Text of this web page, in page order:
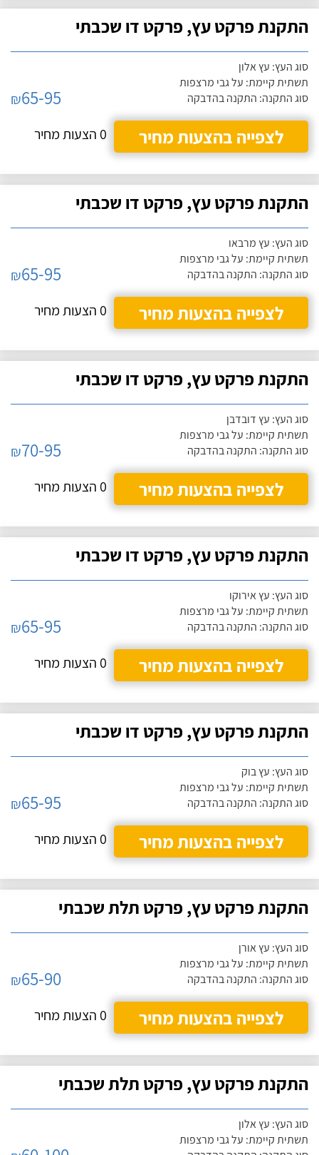
התקנת פרקט עץ, פרקט דו שכבתי
סוג העץ: עץ אלון
תשתית קיימת: על גבי מרצפות
סוג התקנה: התקנה בהדבקה
₪65-95
לצפייה בהצעות מחיר
0 הצעות מחיר
התקנת פרקט עץ, פרקט דו שכבתי
סוג העץ: עץ מרבאו
תשתית קיימת: על גבי מרצפות
סוג התקנה: התקנה בהדבקה
₪65-95
לצפייה בהצעות מחיר
0 הצעות מחיר
התקנת פרקט עץ, פרקט דו שכבתי
סוג העץ: עץ דובדבן
תשתית קיימת: על גבי מרצפות
סוג התקנה: התקנה בהדבקה
₪70-95
לצפייה בהצעות מחיר
0 הצעות מחיר
התקנת פרקט עץ, פרקט דו שכבתי
סוג העץ: עץ אירוקו
תשתית קיימת: על גבי מרצפות
סוג התקנה: התקנה בהדבקה
₪65-95
לצפייה בהצעות מחיר
0 הצעות מחיר
התקנת פרקט עץ, פרקט דו שכבתי
סוג העץ: עץ בוק
תשתית קיימת: על גבי מרצפות
סוג התקנה: התקנה בהדבקה
₪65-95
לצפייה בהצעות מחיר
0 הצעות מחיר
התקנת פרקט עץ, פרקט תלת שכבתי
סוג העץ: עץ אורן
תשתית קיימת: על גבי מרצפות
סוג התקנה: התקנה בהדבקה
₪65-90
לצפייה בהצעות מחיר
0 הצעות מחיר
התקנת פרקט עץ, פרקט תלת שכבתי
סוג העץ: עץ אלון
תשתית קיימת: על גבי מרצפות